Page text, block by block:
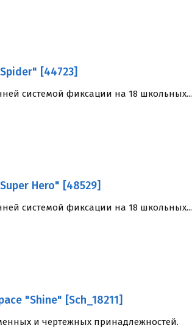
[44723]
системой фиксации на 18 школьных...
Hero" [48529]
системой фиксации на 18 школьных...
"Shine" [Sch_18211]
и чертежных принадлежностей.